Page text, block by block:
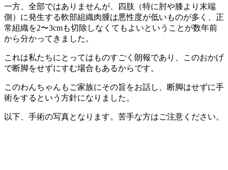
一方、全部ではありませんが、四肢（特に肘や膝より末端
側）に発生する軟部組織肉腫は悪性度が低いものが多く、正
常組織を2〜3cmも切除しなくてもよいということが数年前
から分かってきました。
これは私たちにとってはものすごく朗報であり、このおかげ
で断脚をせずにすむ場合もあるからです。
このわんちゃんもご家族にその旨をお話し、断脚はせずに手
術をするという方針になりました。
以下、手術の写真となります。苦手な方はご注意ください。